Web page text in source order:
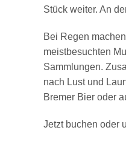
Stück weiter. An
Bei Regen
meistbesuchten
Sammlungen.
nach Lust und
Bremer Bier oder
Jetzt buchen oder